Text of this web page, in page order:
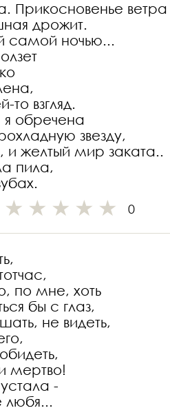
Прикосновенье ветра
дрожит.
самой ночью...
то взгляд.
обречена
звезду,
желтый мир заката..
пила,
0
по мне, хоть
бы с глаз,
не видеть,
мертво!
-
любя...